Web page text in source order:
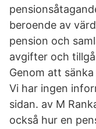
beroende av
pension och
avgifter och
Genom att
Vi har ingen
sidan. av M
också hur en